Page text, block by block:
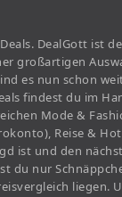
DealGott ist
großartigen
es nun schon
findest du im
Mode &
Reise &
ist und den
du nur
liegen.